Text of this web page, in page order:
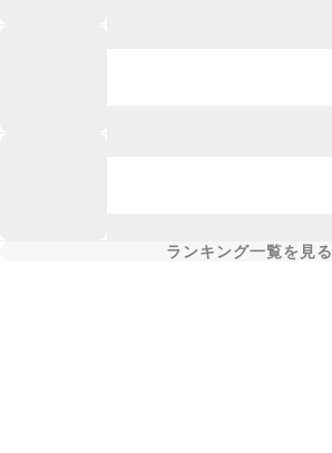
ランキング一覧を見る